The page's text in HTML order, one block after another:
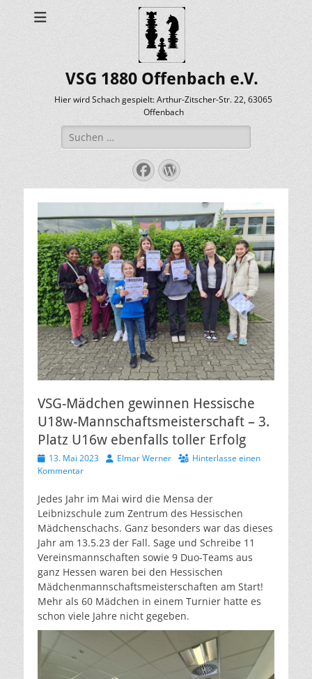
VSG 1880 Offenbach e.V.
Hier wird Schach gespielt: Arthur-Zitscher-Str. 22, 63065
Offenbach
Suche
nach:
Facebook
WordPress
VSG-Mädchen gewinnen Hessische
U18w-Mannschaftsmeisterschaft – 3.
Platz U16w ebenfalls toller Erfolg
Veröffentlicht
am
13. Mai 2023 AutorElmar Werner
Hinterlasse einen
Kommentar
Jedes Jahr im Mai wird die Mensa der
Leibnizschule zum Zentrum des Hessischen
Mädchenschachs. Ganz besonders war das dieses
Jahr am 13.5.23 der Fall. Sage und Schreibe 11
Vereinsmannschaften sowie 9 Duo-Teams aus
ganz Hessen waren bei den Hessischen
Mädchenmannschaftsmeisterschaften am Start!
Mehr als 60 Mädchen in einem Turnier hatte es
schon viele Jahre nicht gegeben.